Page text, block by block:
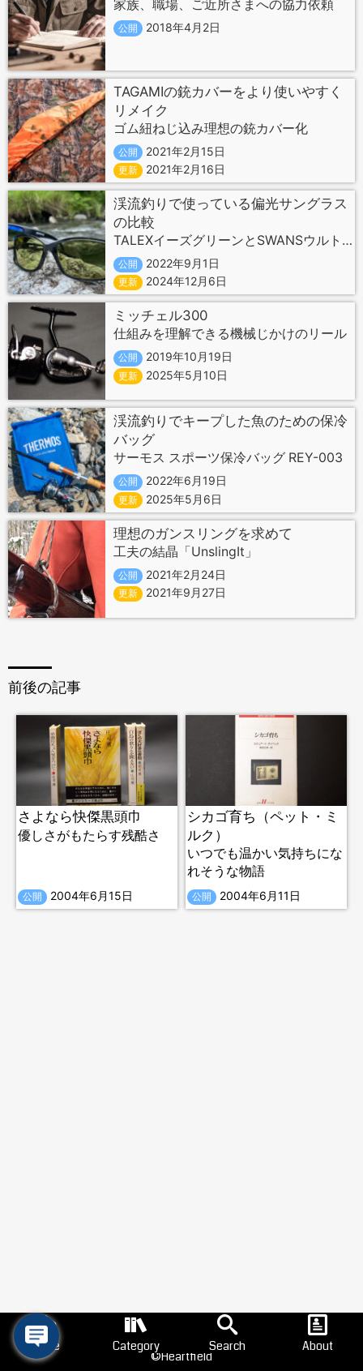
家族、職場、ご近所さまへの協力依頼
公開 2018年4月2日
TAGAMIの銃カバーをより使いやすく
リメイク
ゴム紐ねじ込み理想の銃カバー化
公開 2021年2月15日
更新 2021年2月16日
渓流釣りで使っている偏光サングラス
の比較
TALEXイーズグリーンとSWANSウルトラライトグリーン
公開 2022年9月1日
更新 2024年12月6日
ミッチェル300
仕組みを理解できる機械じかけのリール
公開 2019年10月19日
更新 2025年5月10日
渓流釣りでキープした魚のための保冷
バッグ
サーモス スポーツ保冷バッグ REY-003
公開 2022年6月19日
更新 2025年5月6日
理想のガンスリングを求めて
工夫の結晶「UnslingIt」
公開 2021年2月24日
更新 2021年9月27日
前後の記事
さよなら快傑黒頭巾
優しさがもたらす残酷さ
公開 2004年6月15日
シカゴ育ち（ペット・ミ
ルク）
いつでも温かい気持ちにな
れそうな物語
公開 2004年6月11日
Home Category Search About
©Heartfield